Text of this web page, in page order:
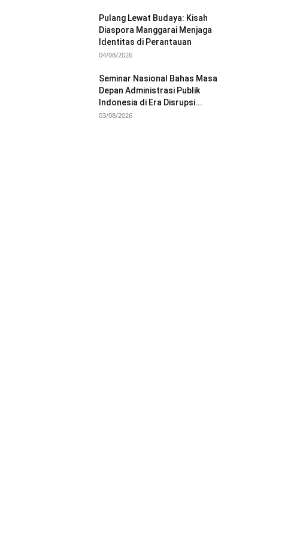
Pulang Lewat Budaya: Kisah
Diaspora Manggarai Menjaga
Identitas di Perantauan
04/08/2026
Seminar Nasional Bahas Masa
Depan Administrasi Publik
Indonesia di Era Disrupsi...
03/08/2026